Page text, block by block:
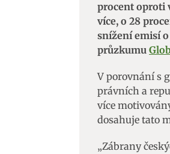
procent oproti
více, o 28
snížení emisí
průzkumu
V porovnání s
právních a
více
dosahuje tato
„Zábrany